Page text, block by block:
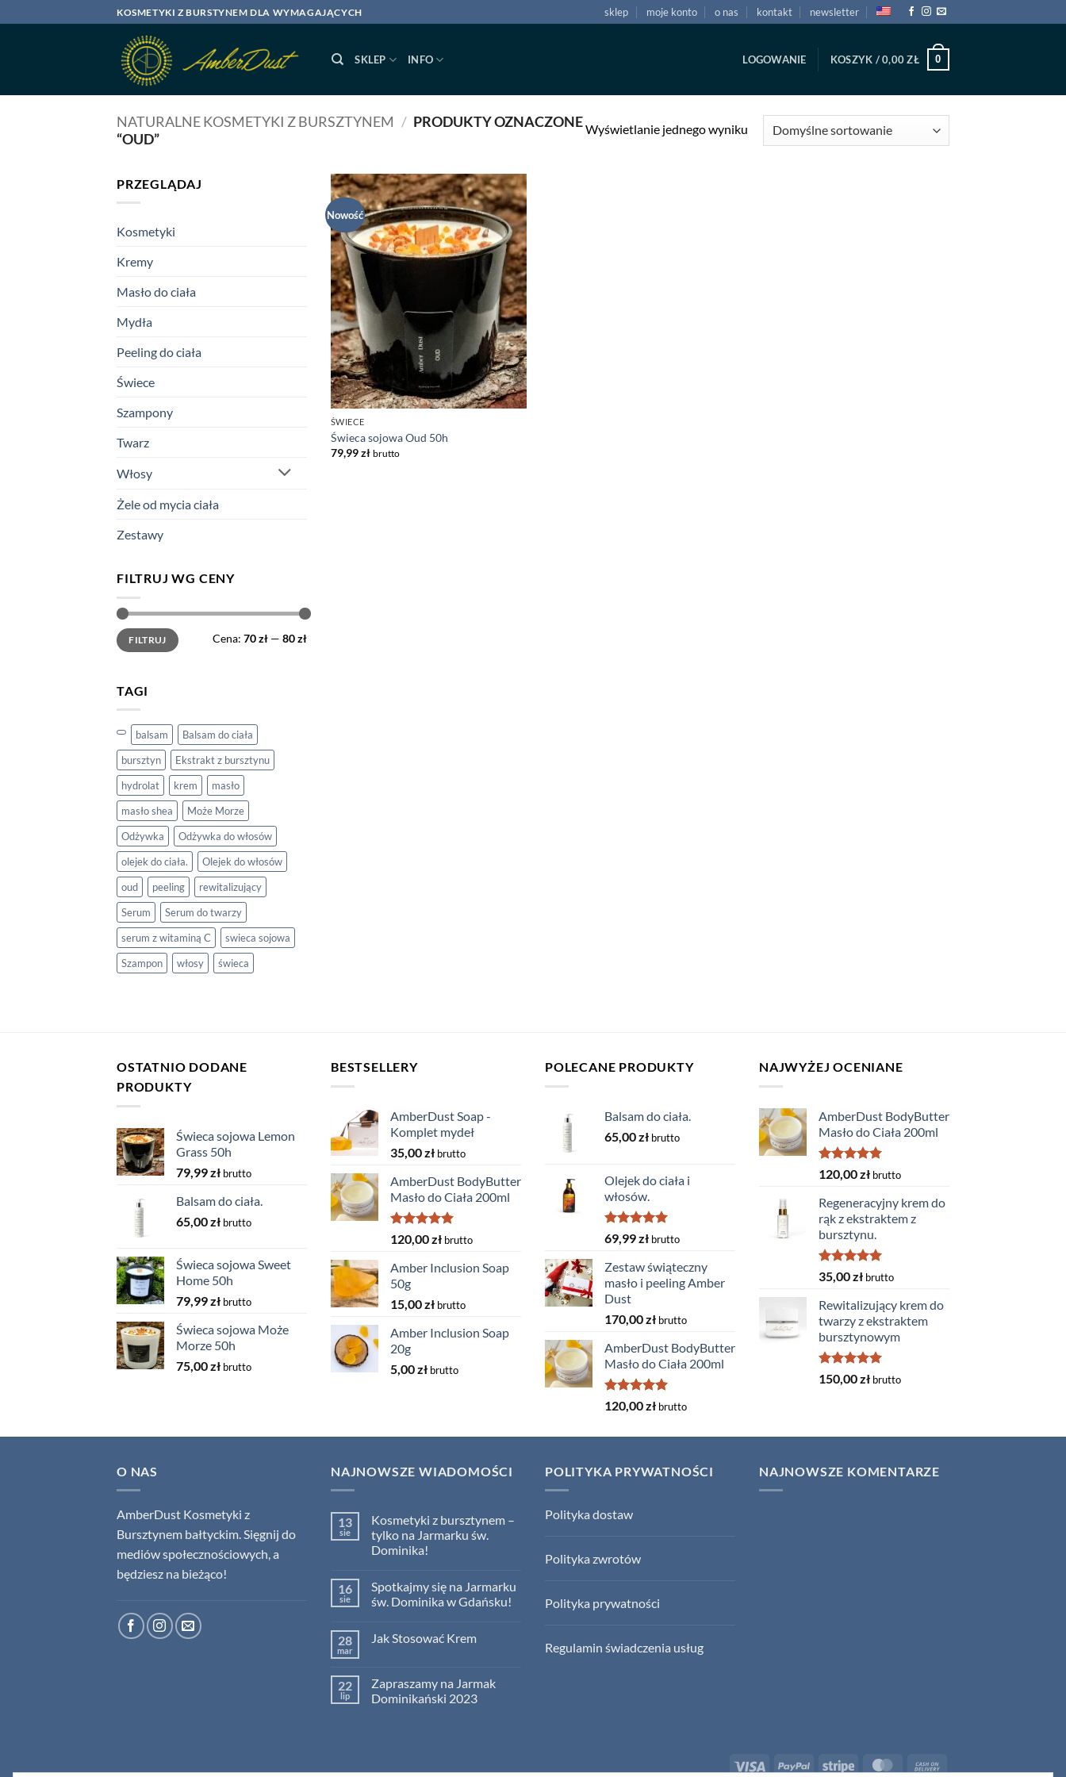
do
KOSMETYKI Z BURSTYNEM DLA WYMAGAJĄCYCH sklep moje konto o nas kontakt newsletter
SKLEP INFO LOGOWANIE KOSZYK /0,00ZŁ 0
NATURALNE KOSMETYKI Z BURSZTYNEM / PRODUKTY OZNACZONE
“OUD”
Wyświetlanie jednego wyniku
PRZEGLĄDAJ
Kosmetyki
Kremy
Masło do ciała
Mydła
Peeling do ciała
Świece
Szampony
Twarz
Włosy
Żele od mycia ciała
Zestawy
FILTRUJ WG CENY
Cena
min
Cena
maxFILTRUJ Cena: 70 zł — 80 zł
TAGI
balsam
Balsam do ciała
bursztyn
Ekstrakt z bursztynu
hydrolat
krem
masło
masło shea
Może Morze
Odżywka
Odżywka do włosów
olejek do ciała.
Olejek do włosów
oud
peeling
rewitalizujący
Serum
Serum do twarzy
serum z witaminą C
swieca sojowa
Szampon
włosy świeca
Nowość
Dodaj
do listy
życzeń
ŚWIECE
Świeca sojowa Oud 50h
79,99zł brutto
OSTATNIO DODANE
PRODUKTY
Świeca sojowa Lemon
Grass 50h
79,99zł brutto
Balsam do ciała.
65,00zł brutto
Świeca sojowa Sweet
Home 50h
79,99zł brutto
Świeca sojowa Może
Morze 50h
75,00zł brutto
BESTSELLERY
AmberDust Soap -
Komplet mydeł
35,00zł brutto
AmberDust BodyButter
Masło do Ciała 200ml
Oceniono
5.00na 5
120,00zł brutto
Amber Inclusion Soap
50g
15,00zł brutto
Amber Inclusion Soap
20g
5,00zł brutto
POLECANE PRODUKTY
Balsam do ciała.
65,00zł brutto
Olejek do ciała i
włosów.
Oceniono
5.00
69,99zł brutto
Zestaw świąteczny
masło i peeling Amber
Dust
170,00zł brutto
AmberDust BodyButter
Masło do Ciała 200ml
Oceniono
5.00na 5
120,00zł brutto
NAJWYŻEJ OCENIANE
AmberDust BodyButter
Masło do Ciała 200ml
Oceniono
5.00na 5
120,00zł brutto
Regeneracyjny krem do
rąk z ekstraktem z
bursztynu.
Oceniono
5.00
35,00zł brutto
Rewitalizujący krem do
twarzy z ekstraktem
bursztynowym
Oceniono
5.00na 5
150,00zł brutto
O NAS
AmberDust Kosmetyki z
Bursztynem bałtyckim. Sięgnij do
mediów społecznościowych, a
będziesz na bieżąco!
NAJNOWSZE WIADOMOŚCI
13
sie
Kosmetyki z bursztynem –
tylko na Jarmarku św.
Dominika!
do
Kosmetyki
z
tylko
Dominika!
16
sie
Spotkajmy się na Jarmarku
św. Dominika w Gdańsku!
do
Jarmarku
św.
Dominika
28
mar
Jak Stosować Krem
Jak
Stosować
Krem
22
lip
Zapraszamy na Jarmak
Dominikański 2023
POLITYKA PRYWATNOŚCI
Polityka dostaw
Polityka zwrotów
Polityka prywatności
Regulamin świadczenia usług
NAJNOWSZE KOMENTARZE
Visa PayPal Stripe MasterCard